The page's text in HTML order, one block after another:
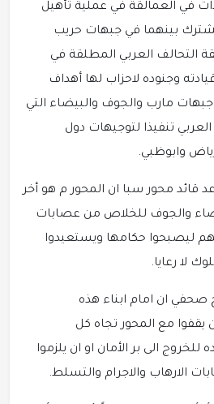
في العمالقة في عملية تأهيل
بينهما في جبهات حريب
التحالف العربي المطلقة في
وجنوده لاحزاب لها أهداف
مارب والجوف والبيضاء التي
تنفيذا لتوجيهات دول
وابوظبي.
قائد محور سبا ان المحور م هو أخر
والجوف للخلاص من عصابات
ليصبحوا حكامها ويستعيدوا
لا رعايا.
صحفي ان امام ابناء هذه
يقفوا مع المحور تجاه كل
الى بر الأمان او ان يلزموا
الارهاب والاجرام والتسلط.